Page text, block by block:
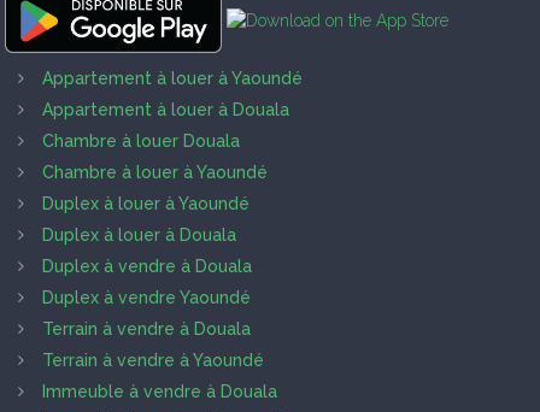
Appartement à louer à Yaoundé
Appartement à louer à Douala
Chambre à louer Douala
Chambre à louer à Yaoundé
Duplex à louer à Yaoundé
Duplex à louer à Douala
Duplex à vendre à Douala
Duplex à vendre Yaoundé
Terrain à vendre à Douala
Terrain à vendre à Yaoundé
Immeuble à vendre à Douala